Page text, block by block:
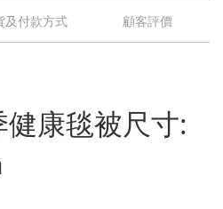
及付款方式 顧客評價
康毯被尺寸: